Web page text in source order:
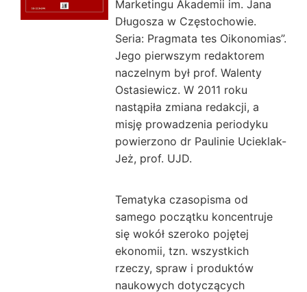
Marketingu Akademii im. Jana
Długosza w Częstochowie.
Seria: Pragmata tes Oikonomias”.
Jego pierwszym redaktorem
naczelnym był prof. Walenty
Ostasiewicz. W 2011 roku
nastąpiła zmiana redakcji, a
misję prowadzenia periodyku
powierzono dr Paulinie Ucieklak-
Jeż, prof. UJD.
Tematyka czasopisma od
samego początku koncentruje
się wokół szeroko pojętej
ekonomii, tzn. wszystkich
rzeczy, spraw i produktów
naukowych dotyczących